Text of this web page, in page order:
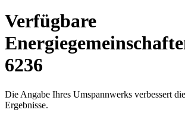
Verfügbare
6236
Die Angabe Ihres Umspannwerks verbessert
Ergebnisse.